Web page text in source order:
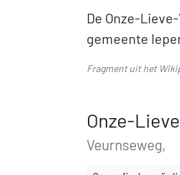
De Onze-
gemeente
Fragment uit het
Onze-
Veurnseweg,